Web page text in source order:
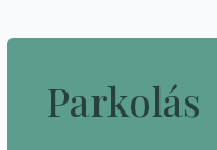
Parkolás